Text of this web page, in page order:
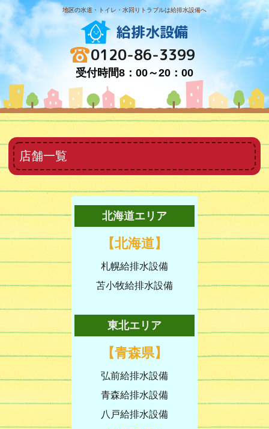
地区の水道・トイレ・水回りトラブルは給排水設備へ
給排水設備
0120-86-3399
受付時間8：00～20：00
店舗一覧
北海道エリア
【北海道】
札幌給排水設備
苫小牧給排水設備
東北エリア
【青森県】
弘前給排水設備
青森給排水設備
八戸給排水設備